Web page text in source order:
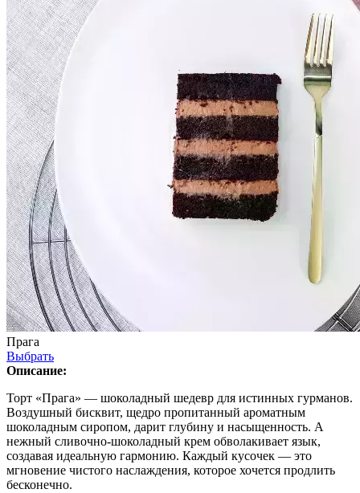
Прага
Выбрать
Описание:
Торт «Прага» — шоколадный шедевр для истинных гурманов.
Воздушный бисквит, щедро пропитанный ароматным
шоколадным сиропом, дарит глубину и насыщенность. А
нежный сливочно-шоколадный крем обволакивает язык,
создавая идеальную гармонию. Каждый кусочек — это
мгновение чистого наслаждения, которое хочется продлить
бесконечно.